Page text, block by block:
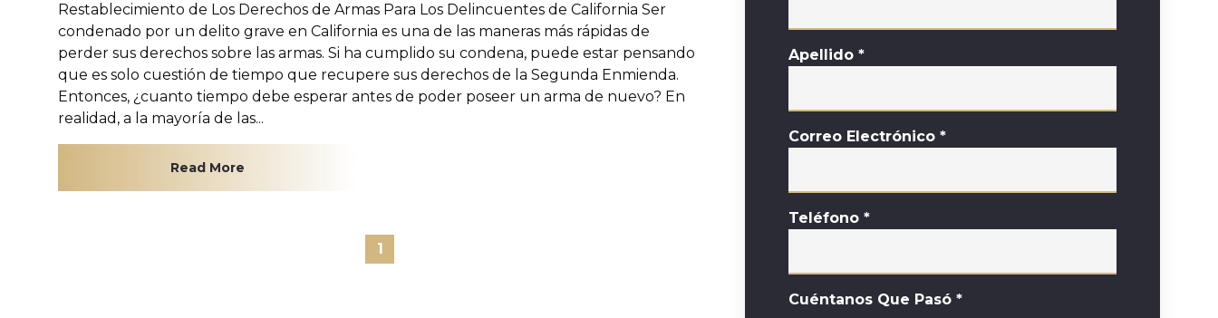
Restablecimiento de Los Derechos de Armas Para Los Delincuentes de California Ser
condenado por un delito grave en California es una de las maneras más rápidas de
perder sus derechos sobre las armas. Si ha cumplido su condena, puede estar pensando
que es solo cuestión de tiempo que recupere sus derechos de la Segunda Enmienda.
Entonces, ¿cuanto tiempo debe esperar antes de poder poseer un arma de nuevo? En
realidad, a la mayoría de las...
Read More
1
Apellido *
Correo Electrónico *
Teléfono *
Cuéntanos Que Pasó *